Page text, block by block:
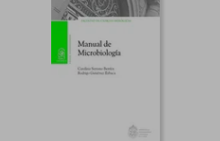
$ 2.688.675